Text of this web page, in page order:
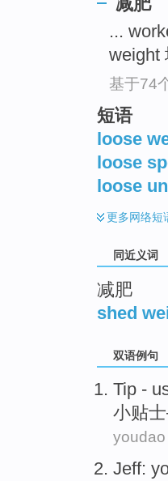
...
weight
基于74
短语
loose
loose
loose
更多网络短
同近义词
减肥
shed
双语例句
Tip -
小贴士
youdao
Jeff: